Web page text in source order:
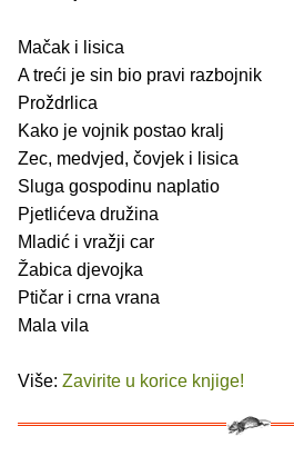
Mačak i lisica
A treći je sin bio pravi razbojnik
Proždrlica
Kako je vojnik postao kralj
Zec, medvjed, čovjek i lisica
Sluga gospodinu naplatio
Pjetlićeva družina
Mladić i vražji car
Žabica djevojka
Ptičar i crna vrana
Mala vila
Više: Zavirite u korice knjige!